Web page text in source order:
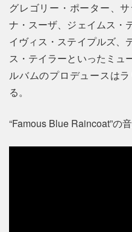
グレゴリー・ポーター、
ナ・スーザ、ジェイムス・
イヴィス・ステイプルズ、
ス・テイラーといったミュ
ルバムのプロデュースは
る。
“Famous Blue Raincoat”の